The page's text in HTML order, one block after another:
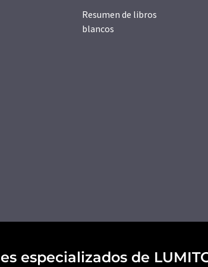
Resumen de libros
blancos
especializados de